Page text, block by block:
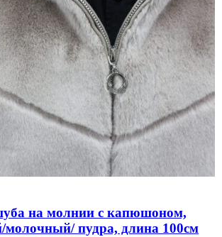
на молнии с капюшоном,
молочный/ пудра, длина 100см